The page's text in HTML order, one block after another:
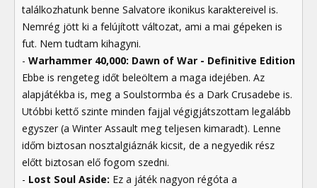
találkozhatunk benne Salvatore ikonikus karaktereivel is.
Nemrég jött ki a felújított változat, ami a mai gépeken is
fut. Nem tudtam kihagyni.
- Warhammer 40,000: Dawn of War - Definitive Edition
Ebbe is rengeteg időt beleöltem a maga idejében. Az
alapjátékba is, meg a Soulstormba és a Dark Crusadebe is.
Utóbbi kettő szinte minden fajjal végigjátszottam legalább
egyszer (a Winter Assault meg teljesen kimaradt). Lenne
időm biztosan nosztalgiáznák kicsit, de a negyedik rész
előtt biztosan elő fogom szedni.
- Lost Soul Aside: Ez a játék nagyon régóta a